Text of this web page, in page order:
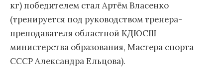
кг) победителем стал Артём Власенко
(тренируется под руководством тренера-
преподавателя областной КДЮСШ
министерства образования, Мастера спорта
СССР Александра Ельцова).